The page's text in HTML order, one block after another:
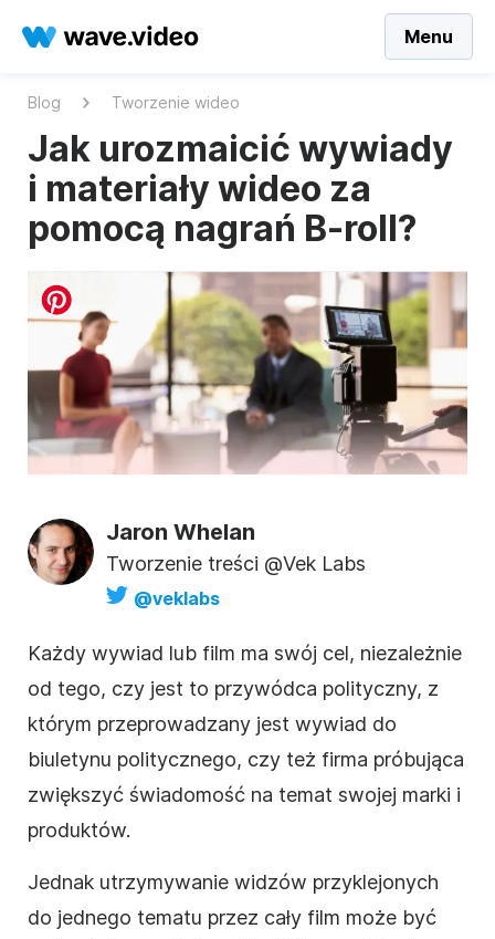
Menu
Blog Tworzenie wideo
Jak urozmaicić wywiady
i materiały wideo za
pomocą nagrań B-roll?
Jaron Whelan
Tworzenie treści @Vek Labs
@veklabs
Każdy wywiad lub film ma swój cel, niezależnie
od tego, czy jest to przywódca polityczny, z
którym przeprowadzany jest wywiad do
biuletynu politycznego, czy też firma próbująca
zwiększyć świadomość na temat swojej marki i
produktów.
Jednak utrzymywanie widzów przyklejonych
do jednego tematu przez cały film może być